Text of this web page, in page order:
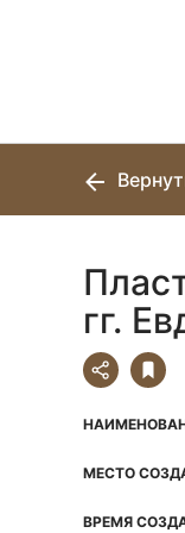
гг.
МЕСТО
ВРЕМЯ